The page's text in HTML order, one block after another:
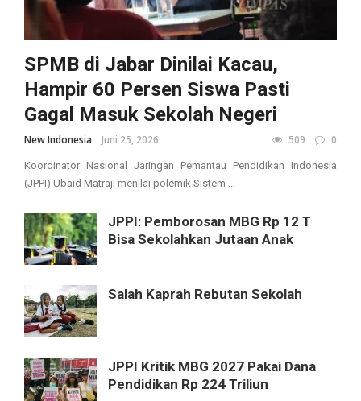
SPMB di Jabar Dinilai Kacau,
Hampir 60 Persen Siswa Pasti
Gagal Masuk Sekolah Negeri
New Indonesia Juni 25, 2026 509 0
Koordinator Nasional Jaringan Pemantau Pendidikan Indonesia
(JPPI) Ubaid Matraji menilai polemik Sistem ...
JPPI: Pemborosan MBG Rp 12 T
Bisa Sekolahkan Jutaan Anak
Salah Kaprah Rebutan Sekolah
JPPI Kritik MBG 2027 Pakai Dana
Pendidikan Rp 224 Triliun